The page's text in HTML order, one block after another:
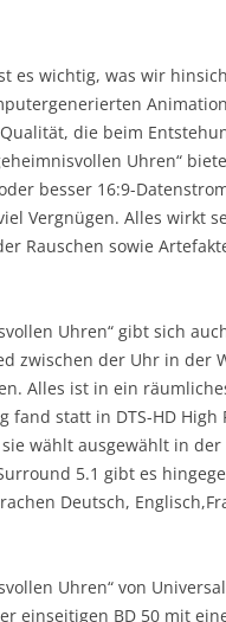
es wichtig, was wir
die beim
Uhren“
besser 16:9-
Vergnügen. Alles wirkt
Rauschen sowie
Uhren“ gibt sich
zwischen der Uhr in der
Alles ist in ein
fand statt in DTS-HD
wählt ausgewählt in
5.1 gibt es
Deutsch,
Uhren“ von
einseitigen BD 50 mit